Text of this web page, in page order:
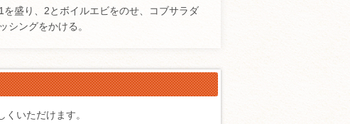
を盛り、2とボイルエビをのせ、コブサラダ
シングをかける。
いただけます。